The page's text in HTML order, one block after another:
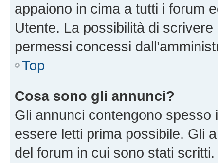
appaiono in cima a tutti i forum
Utente. La possibilità di
permessi concessi
Top
Cosa sono gli annunci?
Gli annunci contengono
essere letti prima possibile. Gli
del forum in cui sono stati